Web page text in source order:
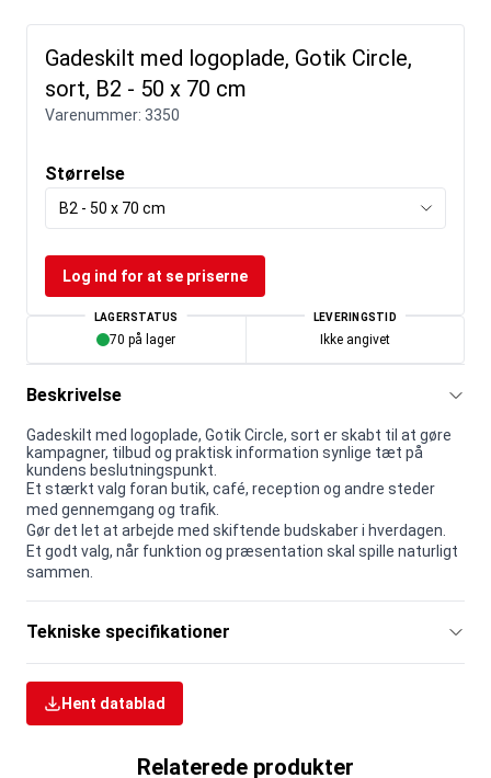
Gadeskilt med logoplade, Gotik Circle,
sort, B2 - 50 x 70 cm
Varenummer: 3350
Størrelse
B2 - 50 x 70 cm
Log ind for at se priserne
LAGERSTATUS
70 på lager
LEVERINGSTID
Ikke angivet
Beskrivelse
Gadeskilt med logoplade, Gotik Circle, sort er skabt til at gøre
kampagner, tilbud og praktisk information synlige tæt på
kundens beslutningspunkt.
Et stærkt valg foran butik, café, reception og andre steder
med gennemgang og trafik.
Gør det let at arbejde med skiftende budskaber i hverdagen.
Et godt valg, når funktion og præsentation skal spille naturligt
sammen.
Tekniske specifikationer
Hent datablad
Relaterede produkter